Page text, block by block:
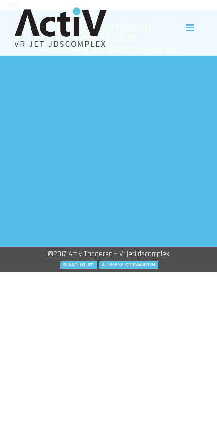
Activ Tongeren
012 23 33 43
Rutterweg 63, 3700 Tongeren
©2017 Activ Tongeren - Vrijetijdscomplex
PRIVACY POLICY ALGEMENE VOORWAARDEN